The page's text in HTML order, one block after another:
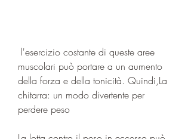
muscolari può portare a un aumento
della forza e della tonicità. Quindi,La
chitarra: un modo divertente per
perdere peso